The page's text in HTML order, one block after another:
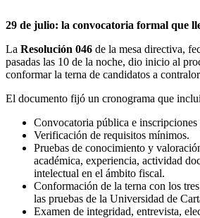
29 de julio: la convocatoria formal que
La Resolución 046 de la mesa directiva,
pasadas las 10 de la noche, dio inicio al
conformar la terna de candidatos a
El documento fijó un cronograma que
Convocatoria pública e inscripciones
Verificación de requisitos mínimos.
Pruebas de conocimiento y
académica, experiencia, actividad
intelectual en el ámbito fiscal.
Conformación de la terna con los
las pruebas de la Universidad de
Examen de integridad, entrevista,